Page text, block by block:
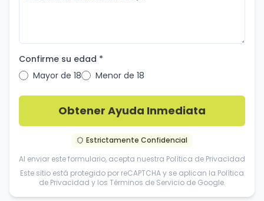
Confirme su edad *
Mayor de 18
Menor de 18
Obtener Ayuda Inmediata
Estrictamente Confidencial
Al enviar este formulario, acepta nuestra Política de Privacidad
Este sitio está protegido por reCAPTCHA y se aplican la Política
de Privacidad y los Términos de Servicio de Google.